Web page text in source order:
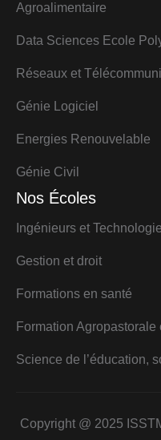
Agroalimentaire
Data Sciences Ecole
Réseaux et
Génie Logiciel
Energies Renouvelable
Génie Civil
Nos Écoles
Ingénieurs et Technologie
Gestion et droit
Formations en santé
Formation
Science de l’éducation,
Copyright @ 2025